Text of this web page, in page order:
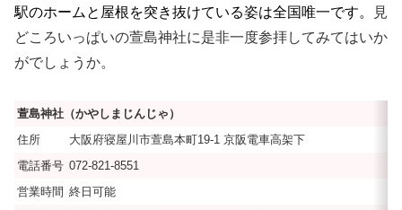
駅のホームと屋根を突き抜けている姿は全国唯一です。
見
どころいっぱいの萱島神社に是非一度参拝してみてはいか
がでしょうか。
萱島神社（かやしまじんじゃ）
住所
大阪府寝屋川市萱島本町19-1 京阪電車高架下
電話番号 072-821-8551
営業時間 終日可能